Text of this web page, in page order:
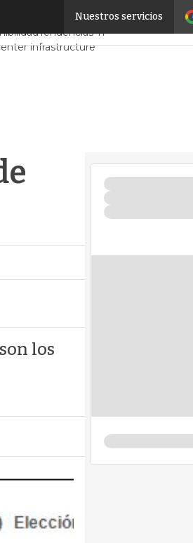
Nuestros servicios
CPD y MercadoProyectos
Tendencias TI
infrastructure
los